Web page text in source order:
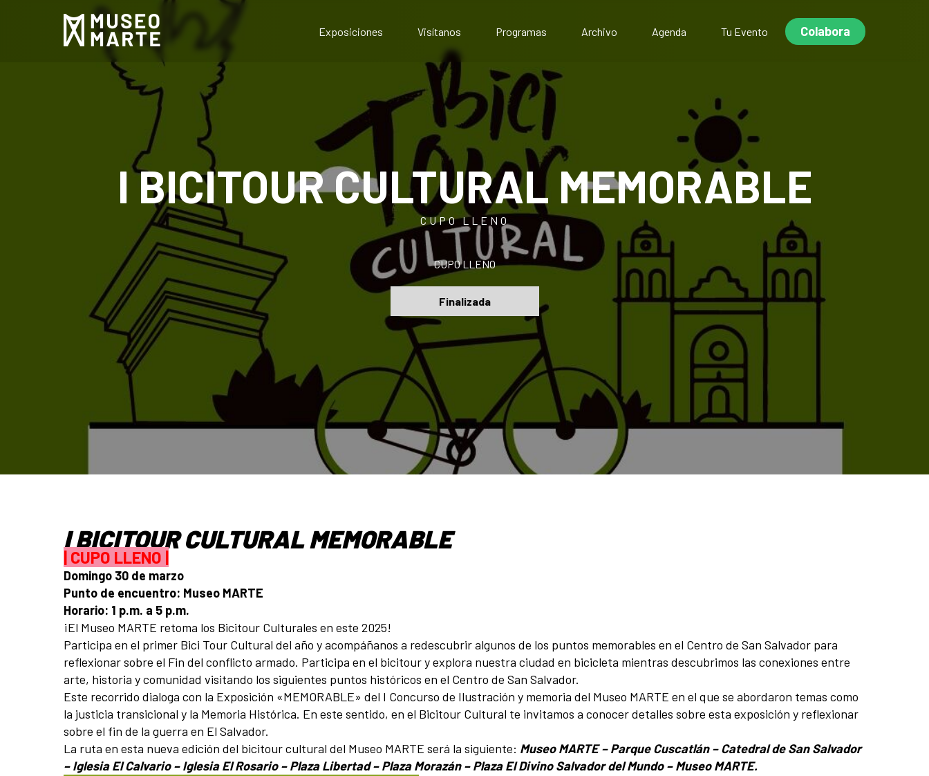
Exposiciones
Visítanos
Programas
Público
Educativo
Archivo Agenda Tu Evento Colabora
I BICITOUR CULTURAL MEMORABLE
CUPO LLENO
CUPO LLENO
Finalizada
I BICITOUR CULTURAL MEMORABLE
| CUPO LLENO |
Domingo 30 de marzo
Punto de encuentro: Museo MARTE
Horario: 1 p.m. a 5 p.m.
¡El Museo MARTE retoma los Bicitour Culturales en este 2025!
Participa en el primer Bici Tour Cultural del año y acompáñanos a redescubrir algunos de los puntos memorables en el Centro de San Salvador para
reflexionar sobre el Fin del conflicto armado. Participa en el bicitour y explora nuestra ciudad en bicicleta mientras descubrimos las conexiones entre
arte, historia y comunidad visitando los siguientes puntos históricos en el Centro de San Salvador.
Este recorrido dialoga con la Exposición «MEMORABLE» del I Concurso de Ilustración y memoria del Museo MARTE en el que se abordaron temas como
la justicia transicional y la Memoria Histórica. En este sentido, en el Bicitour Cultural te invitamos a conocer detalles sobre esta exposición y reflexionar
sobre el fin de la guerra en El Salvador.
La ruta en esta nueva edición del bicitour cultural del Museo MARTE será la siguiente: Museo MARTE – Parque Cuscatlán – Catedral de San Salvador
– Iglesia El Calvario – Iglesia El Rosario – Plaza Libertad – Plaza Morazán – Plaza El Divino Salvador del Mundo – Museo MARTE.